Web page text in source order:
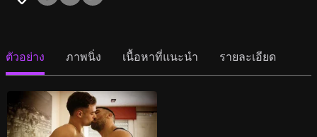
ตัวอย่าง ภาพนิ่ง เนื้อหาที่แนะนำ รายละเอียด